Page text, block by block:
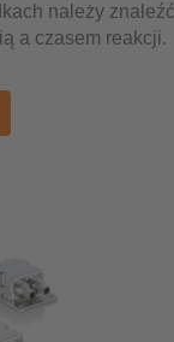
należy
a czasem reakcji.